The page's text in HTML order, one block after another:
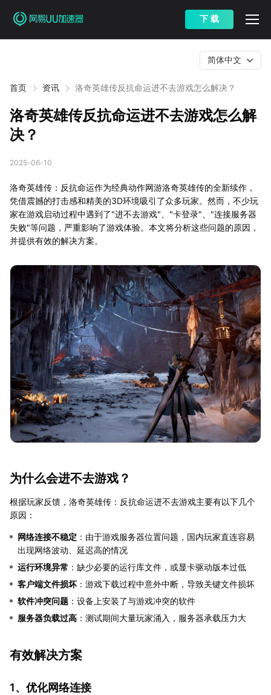
下 载
首页 资讯 洛奇英雄传反抗命运进不去游戏怎么解决？
简体中文
洛奇英雄传反抗命运进不去游戏怎么解
决？
2025-06-10
洛奇英雄传：反抗命运作为经典动作网游洛奇英雄传的全新续作，
凭借震撼的打击感和精美的3D环境吸引了众多玩家。然而，不少玩
家在游戏启动过程中遇到了"进不去游戏"、"卡登录"、"连接服务器
失败"等问题，严重影响了游戏体验。本文将分析这些问题的原因，
并提供有效的解决方案。
为什么会进不去游戏？
根据玩家反馈，洛奇英雄传：反抗命运进不去游戏主要有以下几个
原因：
网络连接不稳定 ：由于游戏服务器位置问题，国内玩家直连容易
出现网络波动、延迟高的情况
运行环境异常 ：缺少必要的运行库文件，或显卡驱动版本过低
客户端文件损坏 ：游戏下载过程中意外中断，导致关键文件损坏
软件冲突问题 ：设备上安装了与游戏冲突的软件
服务器负载过高 ：测试期间大量玩家涌入，服务器承载压力大
有效解决方案
1、优化网络连接